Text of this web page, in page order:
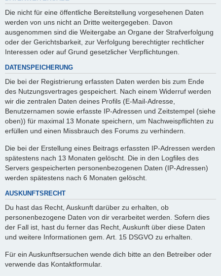
Die nicht für eine öffentliche Bereitstellung vorgesehenen Daten
werden von uns nicht an Dritte weitergegeben. Davon
ausgenommen sind die Weitergabe an Organe der Strafverfolgung
oder der Gerichtsbarkeit, zur Verfolgung berechtigter rechtlicher
Interessen oder auf Grund gesetzlicher Verpflichtungen.
DATENSPEICHERUNG
Die bei der Registrierung erfassten Daten werden bis zum Ende
des Nutzungsvertrages gespeichert. Nach einem Widerruf werden
wir die zentralen Daten deines Profils (E-Mail-Adresse,
Benutzernamen sowie erfasste IP-Adressen und Zeitstempel (siehe
oben)) für maximal 13 Monate speichern, um Nachweispflichten zu
erfüllen und einen Missbrauch des Forums zu verhindern.
Die bei der Erstellung eines Beitrags erfassten IP-Adressen werden
spätestens nach 13 Monaten gelöscht. Die in den Logfiles des
Servers gespeicherten personenbezogenen Daten (IP-Adressen)
werden spätestens nach 6 Monaten gelöscht.
AUSKUNFTSRECHT
Du hast das Recht, Auskunft darüber zu erhalten, ob
personenbezogene Daten von dir verarbeitet werden. Sofern dies
der Fall ist, hast du ferner das Recht, Auskunft über diese Daten
und weitere Informationen gem. Art. 15 DSGVO zu erhalten.
Für ein Auskunftsersuchen wende dich bitte an den Betreiber oder
verwende das Kontaktformular.